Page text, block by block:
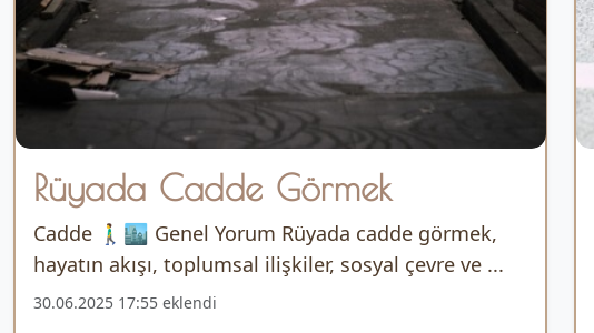
Rüyada Cadde Görmek
Cadde 🚶‍♂️🏙️ Genel Yorum Rüyada cadde görmek,
hayatın akışı, toplumsal ilişkiler, sosyal çevre ve ...
30.06.2025 17:55 eklendi